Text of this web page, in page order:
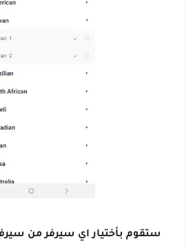
ستقوم بأختيار اي سيرفر من